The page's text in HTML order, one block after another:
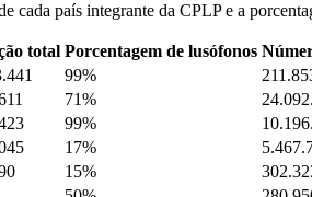
cada país integrante da CPLP e a
total Porcentagem de lusófonos
99%
71%
99%
17%
15%